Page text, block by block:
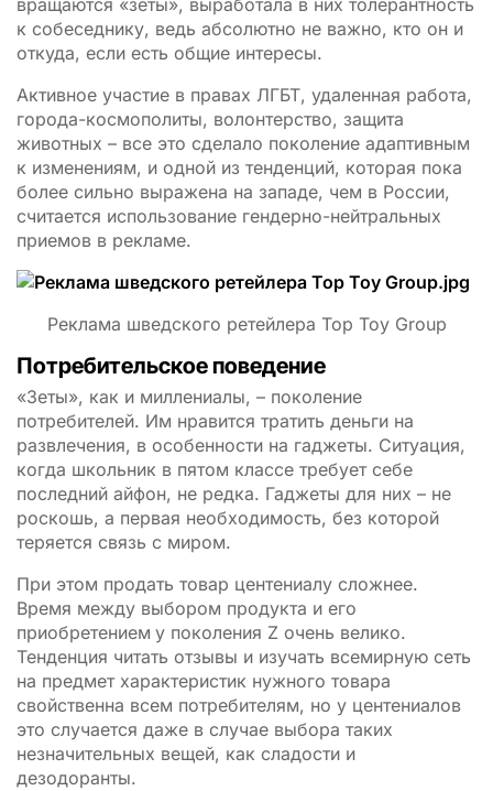
вращаются «зеты», выработала в них толерантность
к собеседнику, ведь абсолютно не важно, кто он и
откуда, если есть общие интересы.
Активное участие в правах ЛГБТ, удаленная работа,
города-космополиты, волонтерство, защита
животных – все это сделало поколение адаптивным
к изменениям, и одной из тенденций, которая пока
более сильно выражена на западе, чем в России,
считается использование гендерно-нейтральных
приемов в рекламе.
Реклама шведского ретейлера Top Toy Group
Потребительское поведение
«Зеты», как и миллениалы, – поколение
потребителей. Им нравится тратить деньги на
развлечения, в особенности на гаджеты. Ситуация,
когда школьник в пятом классе требует себе
последний айфон, не редка. Гаджеты для них – не
роскошь, а первая необходимость, без которой
теряется связь с миром.
При этом продать товар центениалу сложнее.
Время между выбором продукта и его
приобретением у поколения Z очень велико.
Тенденция читать отзывы и изучать всемирную сеть
на предмет характеристик нужного товара
свойственна всем потребителям, но у центениалов
это случается даже в случае выбора таких
незначительных вещей, как сладости и
дезодоранты.